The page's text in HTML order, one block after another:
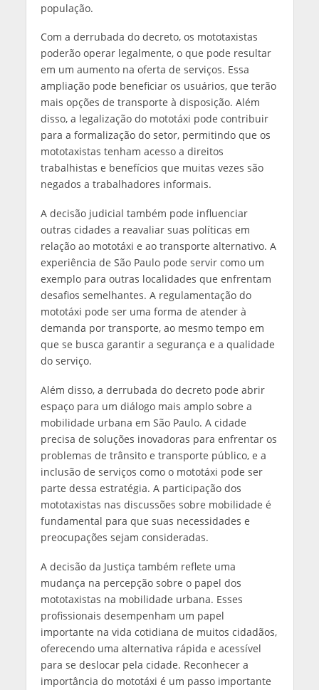
população.
Com a derrubada do decreto, os mototaxistas
poderão operar legalmente, o que pode resultar
em um aumento na oferta de serviços. Essa
ampliação pode beneficiar os usuários, que terão
mais opções de transporte à disposição. Além
disso, a legalização do mototáxi pode contribuir
para a formalização do setor, permitindo que os
mototaxistas tenham acesso a direitos
trabalhistas e benefícios que muitas vezes são
negados a trabalhadores informais.
A decisão judicial também pode influenciar
outras cidades a reavaliar suas políticas em
relação ao mototáxi e ao transporte alternativo. A
experiência de São Paulo pode servir como um
exemplo para outras localidades que enfrentam
desafios semelhantes. A regulamentação do
mototáxi pode ser uma forma de atender à
demanda por transporte, ao mesmo tempo em
que se busca garantir a segurança e a qualidade
do serviço.
Além disso, a derrubada do decreto pode abrir
espaço para um diálogo mais amplo sobre a
mobilidade urbana em São Paulo. A cidade
precisa de soluções inovadoras para enfrentar os
problemas de trânsito e transporte público, e a
inclusão de serviços como o mototáxi pode ser
parte dessa estratégia. A participação dos
mototaxistas nas discussões sobre mobilidade é
fundamental para que suas necessidades e
preocupações sejam consideradas.
A decisão da Justiça também reflete uma
mudança na percepção sobre o papel dos
mototaxistas na mobilidade urbana. Esses
profissionais desempenham um papel
importante na vida cotidiana de muitos cidadãos,
oferecendo uma alternativa rápida e acessível
para se deslocar pela cidade. Reconhecer a
importância do mototáxi é um passo importante